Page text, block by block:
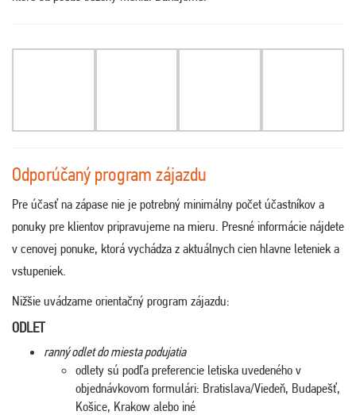
Odporúčaný program zájazdu
Pre účasť na zápase nie je potrebný minimálny počet účastníkov a
ponuky pre klientov pripravujeme na mieru. Presné informácie nájdete
v cenovej ponuke, ktorá vychádza z aktuálnych cien hlavne leteniek a
vstupeniek.
Nižšie uvádzame orientačný program zájazdu:
ODLET
ranný odlet do miesta podujatia
odlety sú podľa preferencie letiska uvedeného v
objednávkovom formulári: Bratislava/Viedeň, Budapešť,
Košice, Krakow alebo iné